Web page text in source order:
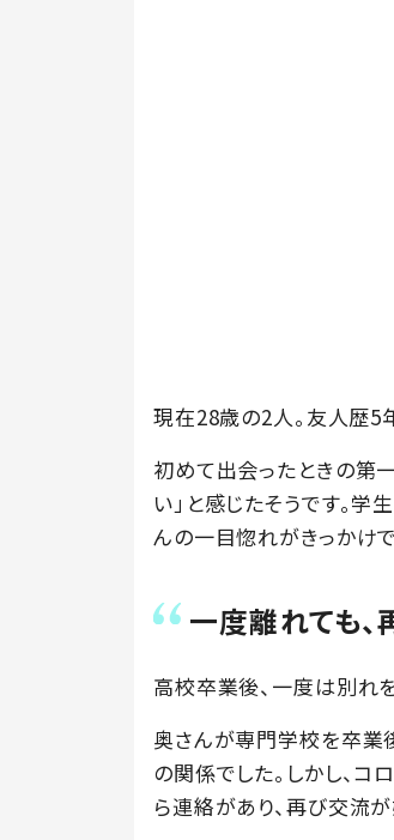
現在28歳の2人。友人歴5
初めて出会ったときの第
い」と感じたそうです。
んの一目惚れがきっかけ
一度離れても
高校卒業後、一度は別れ
奥さんが専門学校を卒業
の関係でした。しかし、
ら連絡があり、再び交流が